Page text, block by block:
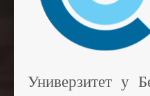
Универзитет у